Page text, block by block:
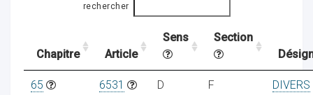
rechercher
Chapitre Article
Sens
Section
65 6531 D F
DIVERS